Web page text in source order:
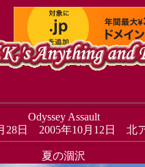
Odyssey Assault
28日 2005年10月12日 北
夏の涸沢